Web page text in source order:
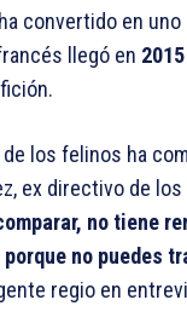
convertido en
llegó en 2015
los felinos ha
ex directivo de los
no tiene
porque no puedes
regio en